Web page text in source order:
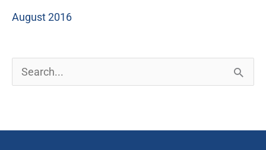
August 2016